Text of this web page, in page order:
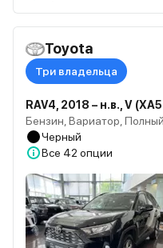
Toyota
Три владельца
RAV4, 2018 – н.в., V
Бензин, Вариатор,
Черный
Все 42 опции